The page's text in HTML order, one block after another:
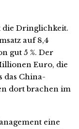
Dringlichkeit.
auf 8,4
gut 5 %. Der
Euro, die
das China-
dort brachen im
eine